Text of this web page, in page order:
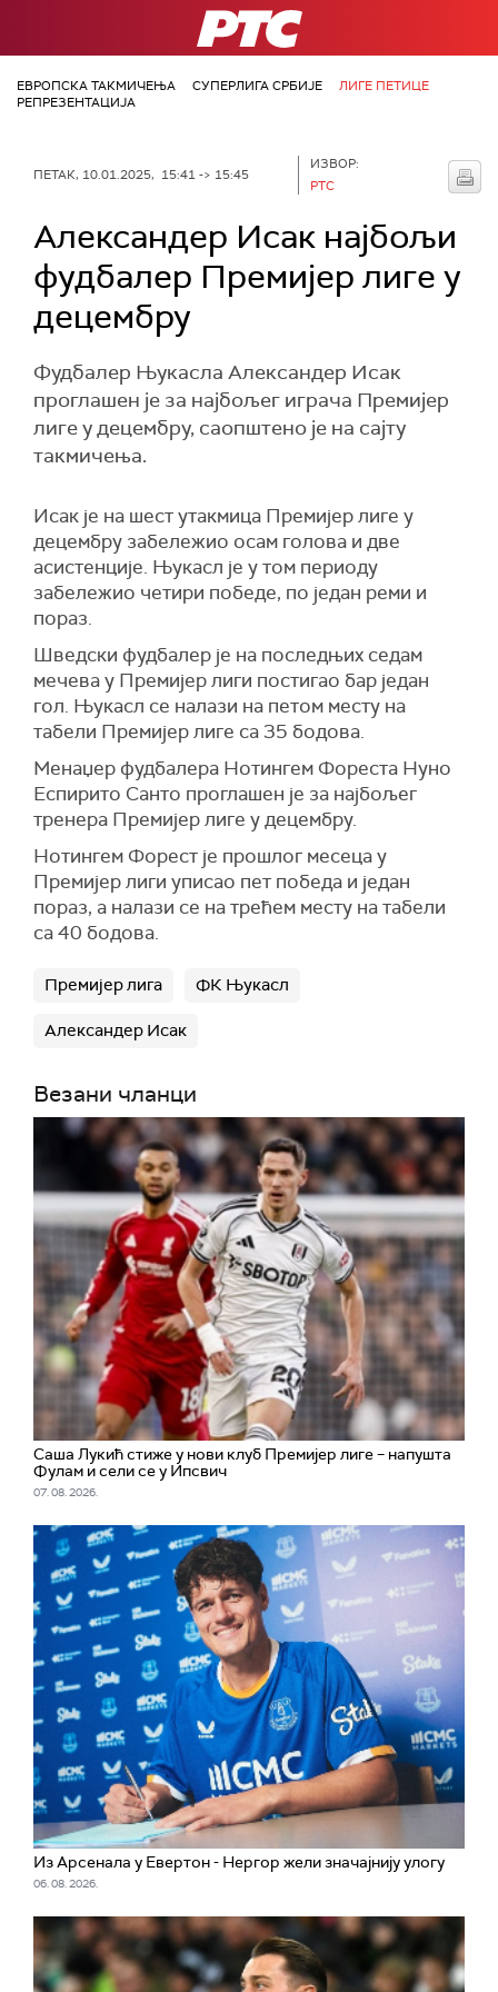
РТС
ЕВРОПСКА ТАКМИЧЕЊА СУПЕРЛИГА СРБИЈЕ
ЛИГЕ ПЕТИЦЕ
РЕПРЕЗЕНТАЦИЈА
ПЕТАК, 10.01.2025, 15:41 -> 15:45
ИЗВОР:
РТС
Александер Исак најбољи
фудбалер Премијер лиге у
децембру
Фудбалер Њукасла Александер Исак
проглашен је за најбољег играча Премијер
лиге у децембру, саопштено је на сајту
такмичења.
Исак је на шест утакмица Премијер лиге у
децембру забележио осам голова и две
асистенције. Њукасл је у том периоду
забележио четири победе, по један реми и
пораз.
Шведски фудбалер је на последњих седам
мечева у Премијер лиги постигао бар један
гол. Њукасл се налази на петом месту на
табели Премијер лиге са 35 бодова.
Менаџер фудбалера Нотингем Фореста Нуно
Еспирито Санто проглашен је за најбољег
тренера Премијер лиге у децембру.
Нотингем Форест је прошлог месеца у
Премијер лиги уписао пет победа и један
пораз, а налази се на трећем месту на табели
са 40 бодова.
Премијер лига ФК Њукасл
Александер Исак
Везани чланци
Саша Лукић стиже у нови клуб Премијер лиге – напушта
Фулам и сели се у Ипсвич
07. 08. 2026.
Из Арсенала у Евертон - Нергор жели значајнију улогу
06. 08. 2026.